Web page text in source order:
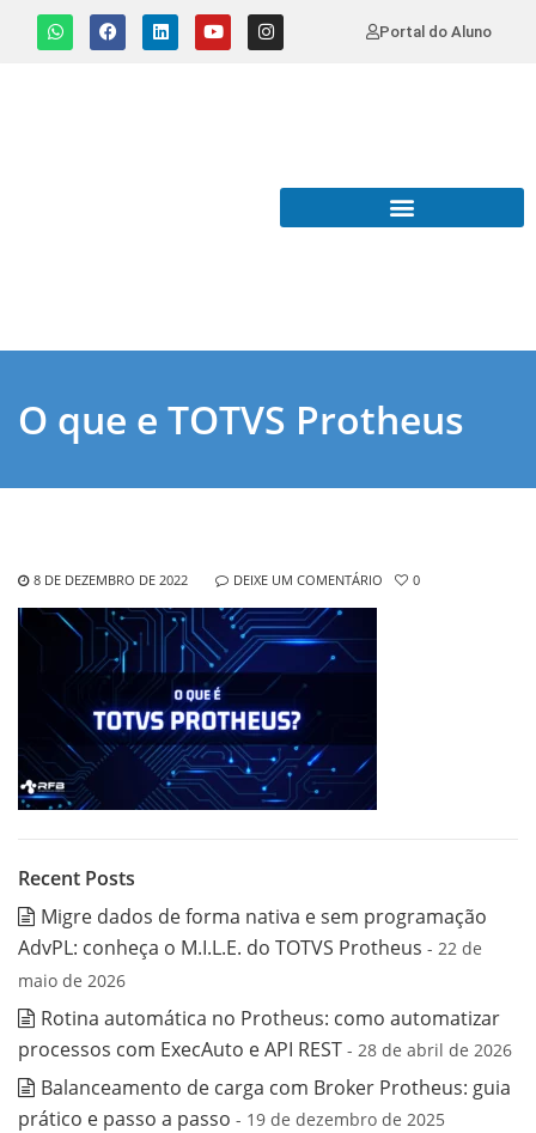
Portal do Aluno
O que e TOTVS Protheus
8 DE DEZEMBRO DE 2022 DEIXE UM COMENTÁRIO 0
Recent Posts
Migre dados de forma nativa e sem programação
AdvPL: conheça o M.I.L.E. do TOTVS Protheus - 22 de
maio de 2026
Rotina automática no Protheus: como automatizar
processos com ExecAuto e API REST - 28 de abril de 2026
Balanceamento de carga com Broker Protheus: guia
prático e passo a passo - 19 de dezembro de 2025